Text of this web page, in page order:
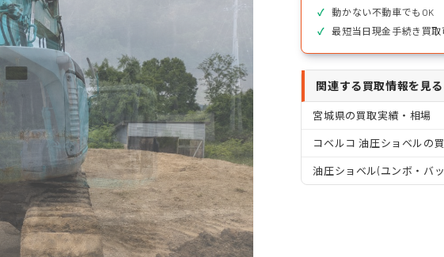
動かない不動車でもOK
最短当日現金手続き買取
関連する買取情報を見る
宮城県の買取実績・相場
コベルコ 油圧ショベルの
油圧ショベル(ユンボ・バ